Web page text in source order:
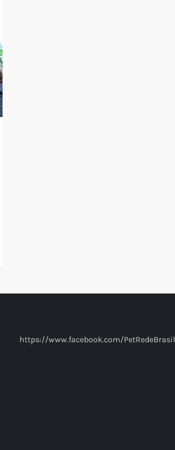
https://www.facebook.com/PetRedeBrasil